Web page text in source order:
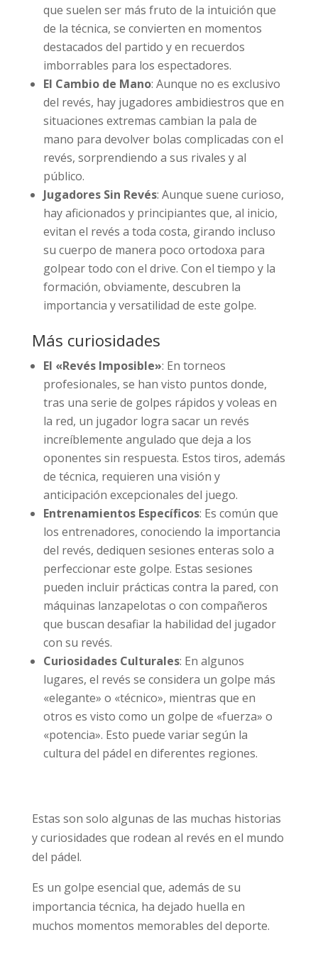
que suelen ser más fruto de la intuición que
de la técnica, se convierten en momentos
destacados del partido y en recuerdos
imborrables para los espectadores.
El Cambio de Mano: Aunque no es exclusivo
del revés, hay jugadores ambidiestros que en
situaciones extremas cambian la pala de
mano para devolver bolas complicadas con el
revés, sorprendiendo a sus rivales y al
público.
Jugadores Sin Revés: Aunque suene curioso,
hay aficionados y principiantes que, al inicio,
evitan el revés a toda costa, girando incluso
su cuerpo de manera poco ortodoxa para
golpear todo con el drive. Con el tiempo y la
formación, obviamente, descubren la
importancia y versatilidad de este golpe.
Más curiosidades
El «Revés Imposible»: En torneos
profesionales, se han visto puntos donde,
tras una serie de golpes rápidos y voleas en
la red, un jugador logra sacar un revés
increíblemente angulado que deja a los
oponentes sin respuesta. Estos tiros, además
de técnica, requieren una visión y
anticipación excepcionales del juego.
Entrenamientos Específicos: Es común que
los entrenadores, conociendo la importancia
del revés, dediquen sesiones enteras solo a
perfeccionar este golpe. Estas sesiones
pueden incluir prácticas contra la pared, con
máquinas lanzapelotas o con compañeros
que buscan desafiar la habilidad del jugador
con su revés.
Curiosidades Culturales: En algunos
lugares, el revés se considera un golpe más
«elegante» o «técnico», mientras que en
otros es visto como un golpe de «fuerza» o
«potencia». Esto puede variar según la
cultura del pádel en diferentes regiones.
Estas son solo algunas de las muchas historias
y curiosidades que rodean al revés en el mundo
del pádel.
Es un golpe esencial que, además de su
importancia técnica, ha dejado huella en
muchos momentos memorables del deporte.